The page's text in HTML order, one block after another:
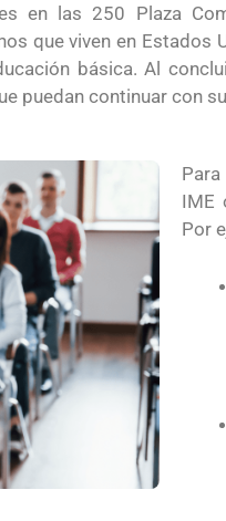
en las 250 Plaza
que viven en
básica. Al
puedan continuar con
IME
Por
Jóvenes Construyendo el
al regresar a México?